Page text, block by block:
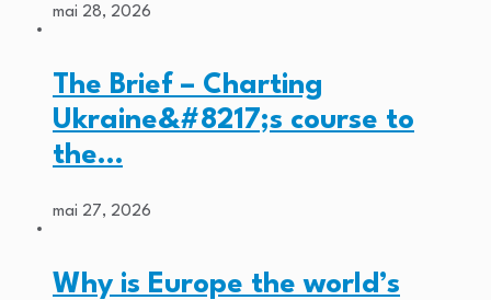
mai 28, 2026
The Brief – Charting
Ukraine&#8217;s course to
the…
mai 27, 2026
Why is Europe the world’s